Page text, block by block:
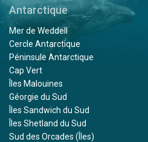
Antarctique
Mer de Weddell
Cercle Antarctique
Péninsule Antarctique
Cap Vert
Îles Malouines
Géorgie du Sud
Îles Sandwich du Sud
Îles Shetland du Sud
Sud des Orcades (Îles)